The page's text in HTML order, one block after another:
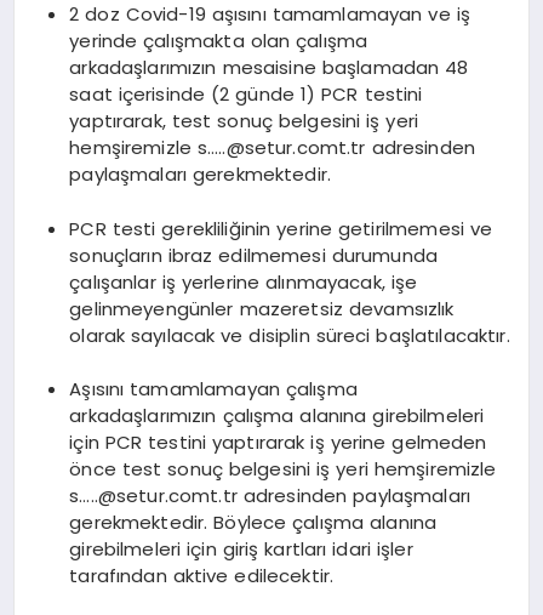
2 doz Covid-19 aşısını tamamlamayan ve iş
yerinde çalışmakta olan çalışma
arkadaşlarımızın mesaisine başlamadan 48
saat içerisinde (2 günde 1) PCR testini
yaptırarak, test sonuç belgesini iş yeri
hemşiremizle s…..@setur.comt.tr adresinden
paylaşmaları gerekmektedir.
PCR testi gerekliliğinin yerine getirilmemesi ve
sonuçların ibraz edilmemesi durumunda
çalışanlar iş yerlerine alınmayacak, işe
gelinmeyengünler mazeretsiz devamsızlık
olarak sayılacak ve disiplin süreci başlatılacaktır.
Aşısını tamamlamayan çalışma
arkadaşlarımızın çalışma alanına girebilmeleri
için PCR testini yaptırarak iş yerine gelmeden
önce test sonuç belgesini iş yeri hemşiremizle
s…..@setur.comt.tradresinden paylaşmaları
gerekmektedir. Böylece çalışma alanına
girebilmeleri için giriş kartları idari işler
tarafından aktive edilecektir.